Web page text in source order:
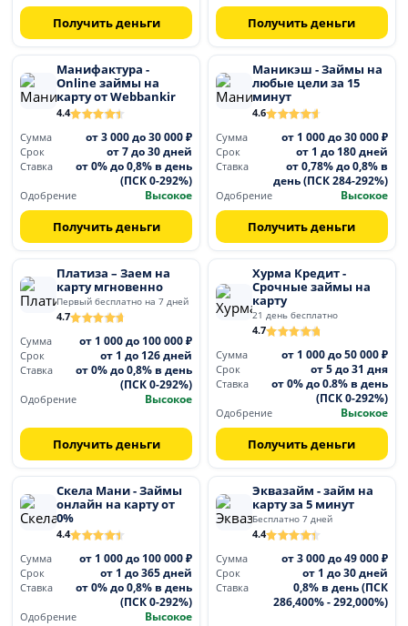
Получить деньги Получить деньги
Манифактура -
Online займы на
карту от Webbankir
4.4
Сумма
от 3 000 до 30 000 ₽
Срок от 7 до 30 дней
Ставка
от 0% до 0,8% в день
(ПСК 0-292%)
Одобрение Высокое
Получить деньги
Маникэш - Займы на
любые цели за 15
минут
4.6
Сумма
от 1 000 до 30 000 ₽
Срок от 1 до 180 дней
Ставка
от 0,78% до 0,8% в
день (ПСК 284-292%)
Одобрение Высокое
Получить деньги
Платиза – Заем на
карту мгновенно
Первый бесплатно на 7 дней
4.7
Сумма
от 1 000 до 100 000 ₽
Срок от 1 до 126 дней
Ставка
от 0% до 0,8% в день
(ПСК 0-292%)
Одобрение Высокое
Получить деньги
Хурма Кредит -
Срочные займы на
карту
21 день бесплатно
4.7
Сумма
от 1 000 до 50 000 ₽
Срок от 5 до 31 дня
Ставка
от 0% до 0.8% в день
(ПСК 0-292%)
Одобрение Высокое
Получить деньги
Скела Мани - Займы
онлайн на карту от
0%
4.4
Сумма
от 1 000 до 100 000 ₽
Срок от 1 до 365 дней
Ставка
от 0% до 0,8% в день
(ПСК 0-292%)
Одобрение Высокое
Эквазайм - займ на
карту за 5 минут
Бесплатно 7 дней
4.4
Сумма
от 3 000 до 49 000 ₽
Срок от 1 до 30 дней
Ставка
0,8% в день (ПСК
286,400% - 292,000%)